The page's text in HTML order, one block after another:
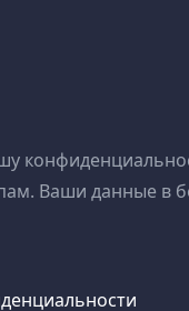
Ваши данные в